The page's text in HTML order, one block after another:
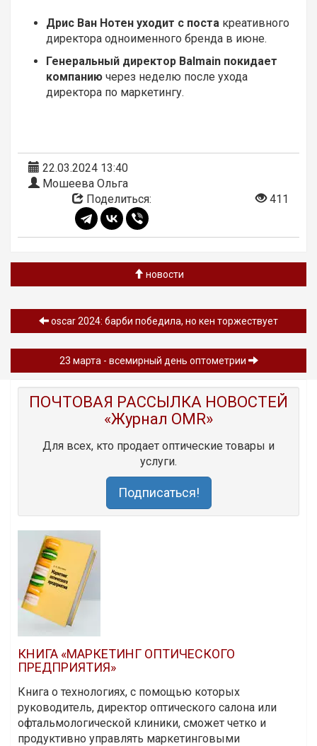
Дрис Ван Нотен уходит с поста креативного
директора одноименного бренда в июне.
Генеральный директор Balmain покидает
компанию через неделю после ухода
директора по маркетингу.
22.03.2024 13:40
Мошеева Ольга
Поделиться:
411
новости
oscar 2024: барби победила, но кен торжествует
23 марта - всемирный день оптометрии
ПОЧТОВАЯ РАССЫЛКА НОВОСТЕЙ
«Журнал OMR»
Для всех, кто продает оптические товары и
услуги.
Подписаться!
КНИГА «МАРКЕТИНГ ОПТИЧЕСКОГО
ПРЕДПРИЯТИЯ»
Книга о технологиях, с помощью которых
руководитель, директор оптического салона или
офтальмологической клиники, сможет четко и
продуктивно управлять маркетинговыми